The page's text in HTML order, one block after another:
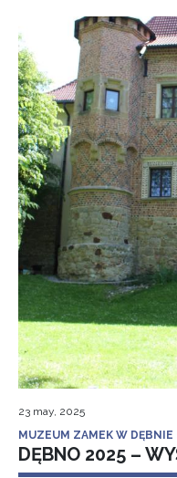
23 may, 2025
MUZEUM ZAMEK W DĘBNIE
DĘBNO 2025 –